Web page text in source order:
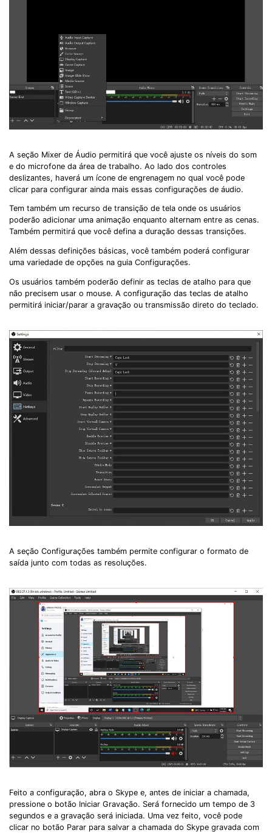
A seção Mixer de Áudio permitirá que você ajuste os níveis do som
e do microfone da área de trabalho. Ao lado dos controles
deslizantes, haverá um ícone de engrenagem no qual você pode
clicar para configurar ainda mais essas configurações de áudio.
Tem também um recurso de transição de tela onde os usuários
poderão adicionar uma animação enquanto alternam entre as cenas.
Também permitirá que você defina a duração dessas transições.
Além dessas definições básicas, você também poderá configurar
uma variedade de opções na guia Configurações.
Os usuários também poderão definir as teclas de atalho para que
não precisem usar o mouse. A configuração das teclas de atalho
permitirá iniciar/parar a gravação ou transmissão direto do teclado.
A seção Configurações também permite configurar o formato de
saída junto com todas as resoluções.
Feito a configuração, abra o Skype e, antes de iniciar a chamada,
pressione o botão Iniciar Gravação. Será fornecido um tempo de 3
segundos e a gravação será iniciada. Uma vez feito, você pode
clicar no botão Parar para salvar a chamada do Skype gravada com